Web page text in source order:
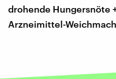
drohende Hungersnöte
Arzneimittel-